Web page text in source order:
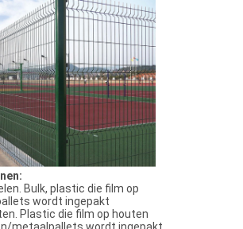
Bulk, plastic die film op
wordt ingepakt
Plastic die film op houten